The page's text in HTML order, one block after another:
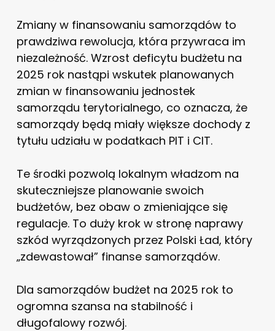
Zmiany w finansowaniu samorządów to
prawdziwa rewolucja, która przywraca im
niezależność. Wzrost deficytu budżetu na
2025 rok nastąpi wskutek planowanych
zmian w finansowaniu jednostek
samorządu terytorialnego, co oznacza, że
samorządy będą miały większe dochody z
tytułu udziału w podatkach PIT i CIT.
Te środki pozwolą lokalnym władzom na
skuteczniejsze planowanie swoich
budżetów, bez obaw o zmieniające się
regulacje. To duży krok w stronę naprawy
szkód wyrządzonych przez Polski Ład, który
„zdewastował” finanse samorządów.
Dla samorządów budżet na 2025 rok to
ogromna szansa na stabilność i
długofalowy rozwój.